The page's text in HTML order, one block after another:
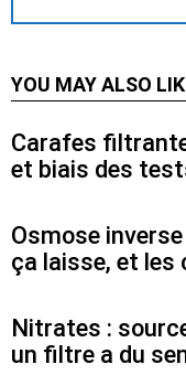
YOU MAY ALSO
Carafes
et biais des
Osmose
ça laisse, et les
Nitrates :
un filtre a du